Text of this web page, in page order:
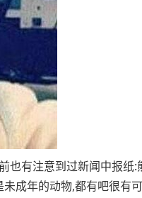
有注意到过新闻中报纸:
成年的动物,都有吧很有可